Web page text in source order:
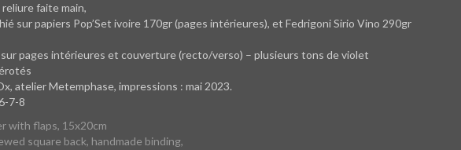
faite main,
sur papiers Pop’Set ivoire 170gr (pages intérieures), et Fedrigoni Sirio Vino 290gr
pages intérieures et couverture (recto/verso) – plusieurs tons de violet
atelier Metemphase, impressions : mai 2023.
7-8
with flaps, 15x20cm
square back, handmade binding,